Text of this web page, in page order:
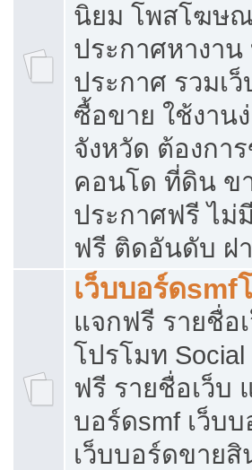
นิยม โพสโฆษ
ประกาศหางาน
ประกาศ รวมเ
ซื้อขาย ใช้งาน
จังหวัด ต้องกา
คอนโด ที่ดิน ข
ประกาศฟรี ไม่
ฟรี ติดอันดับ ฝ
เว็บบอร์ดsmf
แจกฟรี รายชื่อ
โปรโมท
ฟรี รายชื่อเว็บ
บอร์ดsmf เว็บ
เว็บบอร์ดขาย